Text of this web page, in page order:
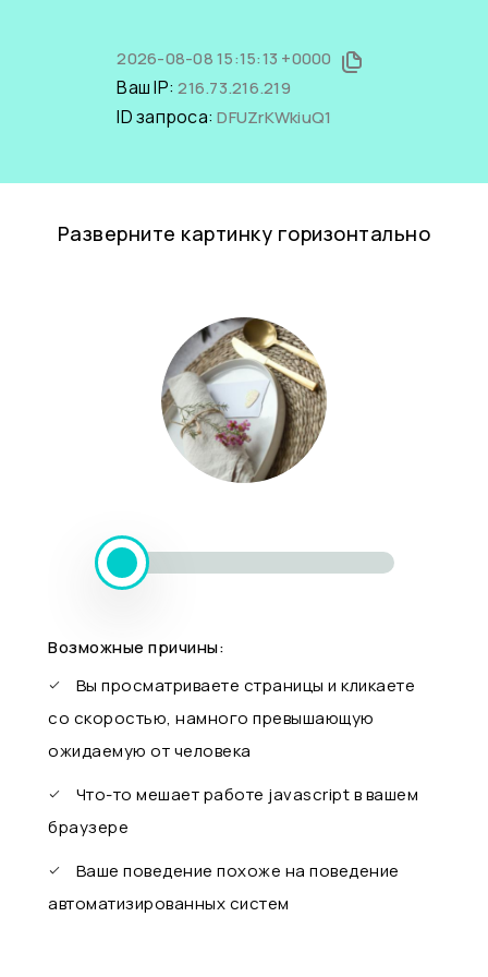
2026-08-08 15:15:13 +0000
Ваш IP:216.73.216.219
ID запроса:DFUZrKWkiuQ1
Разверните картинку горизонтально
Возможные причины:
Вы просматриваете страницы и кликаете
со скоростью, намного превышающую
ожидаемую от человека
Что-то мешает работе javascript в вашем
браузере
Ваше поведение похоже на поведение
автоматизированных систем